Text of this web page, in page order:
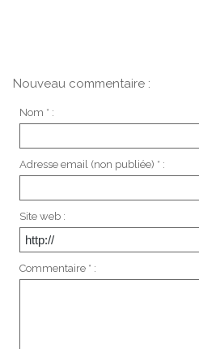
Nouveau commentaire :
Nom * :
Adresse email (non publiée) * :
Site web :
Commentaire * :